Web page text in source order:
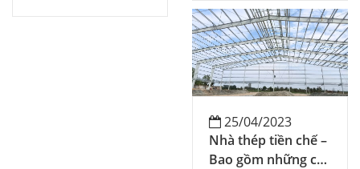
25/04/2023
Nhà thép tiền chế –
Bao gồm những chi